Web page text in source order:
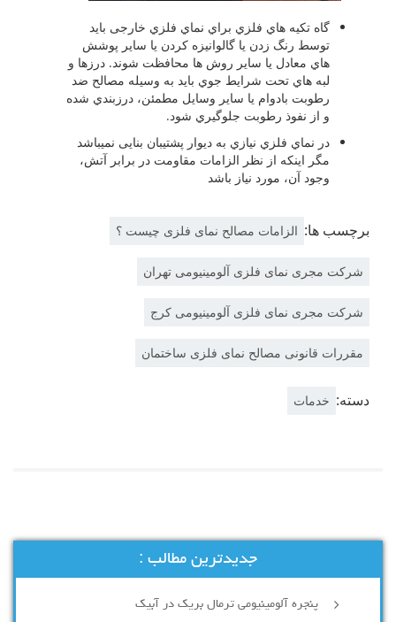
گاه تکیه هاي فلزي براي نماي فلزي خارجی باید
توسط رنگ زدن یا گالوانیزه کردن یا سایر پوشش
هاي معادل یا سایر روش ها محافظت شوند. درزها و
لبه هاي تحت شرایط جوي باید به وسیله مصالح ضد
رطوبت بادوام یا سایر وسایل مطمئن، درزبندي شده
و از نفوذ رطوبت جلوگیري شود.
در نماي فلزي نیازي به دیوار پشتیبان بنایی نمیباشد
مگر اینکه از نظر الزامات مقاومت در برابر آتش،
وجود آن، مورد نیاز باشد
برچسب ها: الزامات مصالح نمای فلزی چیست ؟
شرکت مجری نمای فلزی آلومینیومی تهران
شرکت مجری نمای فلزی آلومینیومی کرج
مقررات قانونی مصالح نمای فلزی ساختمان
دسته: خدمات
جدیدترین مطالب :
پنجره آلومینیومی ترمال بریک در آبیک